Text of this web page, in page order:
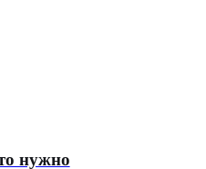
нужно